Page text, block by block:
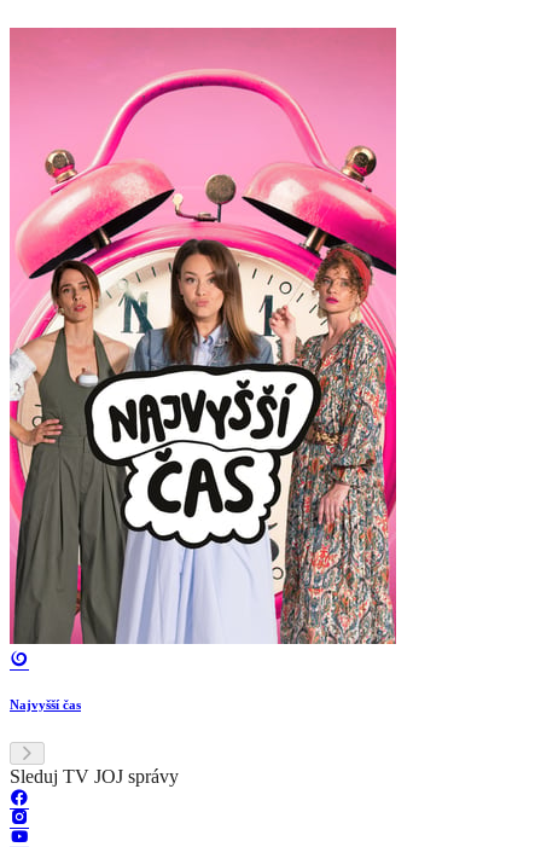
Najvyšší čas
Sleduj TV JOJ správy